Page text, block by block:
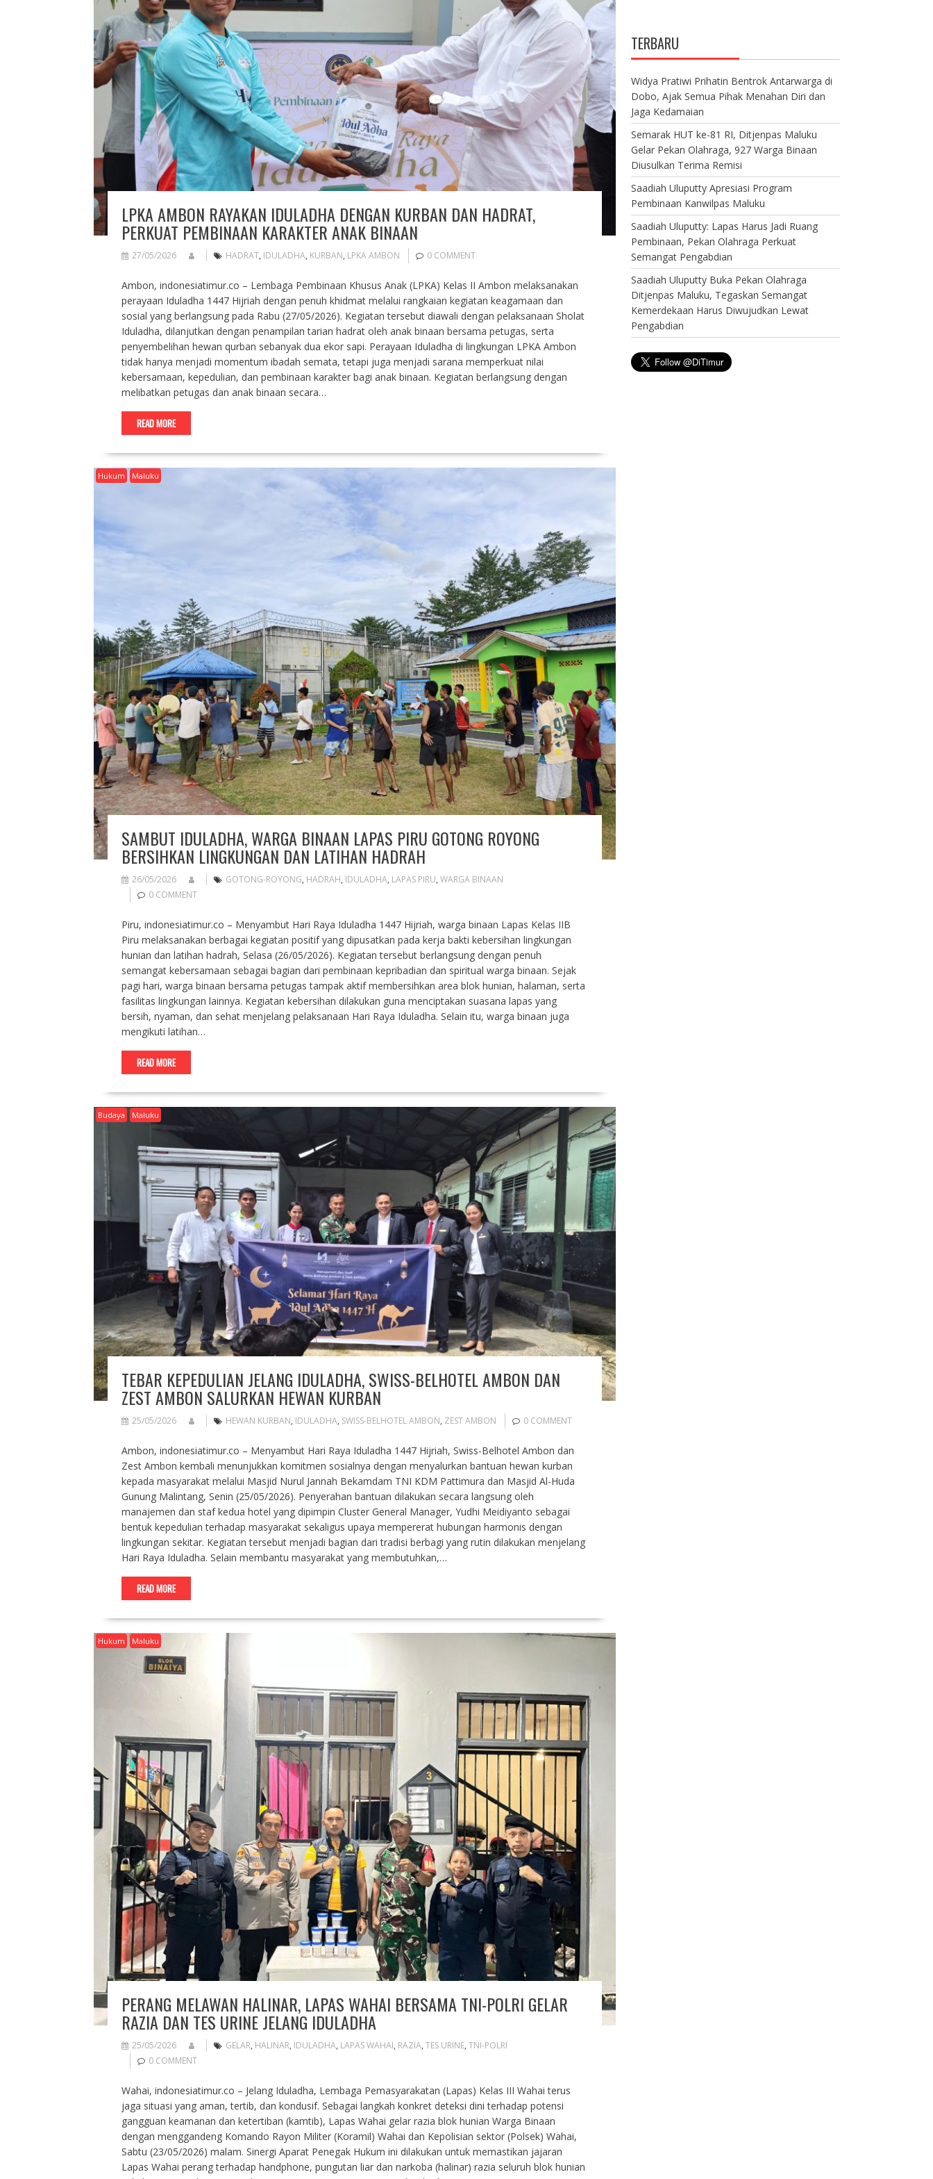
LPKA AMBON RAYAKAN IDULADHA DENGAN KURBAN DAN HADRAT,
PERKUAT PEMBINAAN KARAKTER ANAK BINAAN
27/05/2026 HADRAT, IDULADHA, KURBAN, LPKA AMBON 0 COMMENT
Ambon, indonesiatimur.co – Lembaga Pembinaan Khusus Anak (LPKA) Kelas II Ambon melaksanakan
perayaan Iduladha 1447 Hijriah dengan penuh khidmat melalui rangkaian kegiatan keagamaan dan
sosial yang berlangsung pada Rabu (27/05/2026). Kegiatan tersebut diawali dengan pelaksanaan Sholat
Iduladha, dilanjutkan dengan penampilan tarian hadrat oleh anak binaan bersama petugas, serta
penyembelihan hewan qurban sebanyak dua ekor sapi. Perayaan Iduladha di lingkungan LPKA Ambon
tidak hanya menjadi momentum ibadah semata, tetapi juga menjadi sarana memperkuat nilai
kebersamaan, kepedulian, dan pembinaan karakter bagi anak binaan. Kegiatan berlangsung dengan
melibatkan petugas dan anak binaan secara…
READ MORE
Hukum Maluku
SAMBUT IDULADHA, WARGA BINAAN LAPAS PIRU GOTONG ROYONG
BERSIHKAN LINGKUNGAN DAN LATIHAN HADRAH
26/05/2026 GOTONG-ROYONG, HADRAH, IDULADHA, LAPAS PIRU, WARGA BINAAN
0 COMMENT
Piru, indonesiatimur.co – Menyambut Hari Raya Iduladha 1447 Hijriah, warga binaan Lapas Kelas IIB
Piru melaksanakan berbagai kegiatan positif yang dipusatkan pada kerja bakti kebersihan lingkungan
hunian dan latihan hadrah, Selasa (26/05/2026). Kegiatan tersebut berlangsung dengan penuh
semangat kebersamaan sebagai bagian dari pembinaan kepribadian dan spiritual warga binaan. Sejak
pagi hari, warga binaan bersama petugas tampak aktif membersihkan area blok hunian, halaman, serta
fasilitas lingkungan lainnya. Kegiatan kebersihan dilakukan guna menciptakan suasana lapas yang
bersih, nyaman, dan sehat menjelang pelaksanaan Hari Raya Iduladha. Selain itu, warga binaan juga
mengikuti latihan…
READ MORE
Budaya Maluku
TEBAR KEPEDULIAN JELANG IDULADHA, SWISS-BELHOTEL AMBON DAN
ZEST AMBON SALURKAN HEWAN KURBAN
25/05/2026 HEWAN KURBAN, IDULADHA, SWISS-BELHOTEL AMBON, ZEST AMBON 0 COMMENT
Ambon, indonesiatimur.co – Menyambut Hari Raya Iduladha 1447 Hijriah, Swiss-Belhotel Ambon dan
Zest Ambon kembali menunjukkan komitmen sosialnya dengan menyalurkan bantuan hewan kurban
kepada masyarakat melalui Masjid Nurul Jannah Bekamdam TNI KDM Pattimura dan Masjid Al-Huda
Gunung Malintang, Senin (25/05/2026). Penyerahan bantuan dilakukan secara langsung oleh
manajemen dan staf kedua hotel yang dipimpin Cluster General Manager, Yudhi Meidiyanto sebagai
bentuk kepedulian terhadap masyarakat sekaligus upaya mempererat hubungan harmonis dengan
lingkungan sekitar. Kegiatan tersebut menjadi bagian dari tradisi berbagi yang rutin dilakukan menjelang
Hari Raya Iduladha. Selain membantu masyarakat yang membutuhkan,…
READ MORE
Hukum Maluku
PERANG MELAWAN HALINAR, LAPAS WAHAI BERSAMA TNI-POLRI GELAR
RAZIA DAN TES URINE JELANG IDULADHA
25/05/2026 GELAR, HALINAR, IDULADHA, LAPAS WAHAI, RAZIA, TES URINE, TNI-POLRI
0 COMMENT
Wahai, indonesiatimur.co – Jelang Iduladha, Lembaga Pemasyarakatan (Lapas) Kelas III Wahai terus
jaga situasi yang aman, tertib, dan kondusif. Sebagai langkah konkret deteksi dini terhadap potensi
gangguan keamanan dan ketertiban (kamtib), Lapas Wahai gelar razia blok hunian Warga Binaan
dengan menggandeng Komando Rayon Militer (Koramil) Wahai dan Kepolisian sektor (Polsek) Wahai,
Sabtu (23/05/2026) malam. Sinergi Aparat Penegak Hukum ini dilakukan untuk memastikan jajaran
Lapas Wahai perang terhadap handphone, pungutan liar dan narkoba (halinar) razia seluruh blok hunian
TERBARU
Widya Pratiwi Prihatin Bentrok Antarwarga di
Dobo, Ajak Semua Pihak Menahan Diri dan
Jaga Kedamaian
Semarak HUT ke-81 RI, Ditjenpas Maluku
Gelar Pekan Olahraga, 927 Warga Binaan
Diusulkan Terima Remisi
Saadiah Uluputty Apresiasi Program
Pembinaan Kanwilpas Maluku
Saadiah Uluputty: Lapas Harus Jadi Ruang
Pembinaan, Pekan Olahraga Perkuat
Semangat Pengabdian
Saadiah Uluputty Buka Pekan Olahraga
Ditjenpas Maluku, Tegaskan Semangat
Kemerdekaan Harus Diwujudkan Lewat
Pengabdian